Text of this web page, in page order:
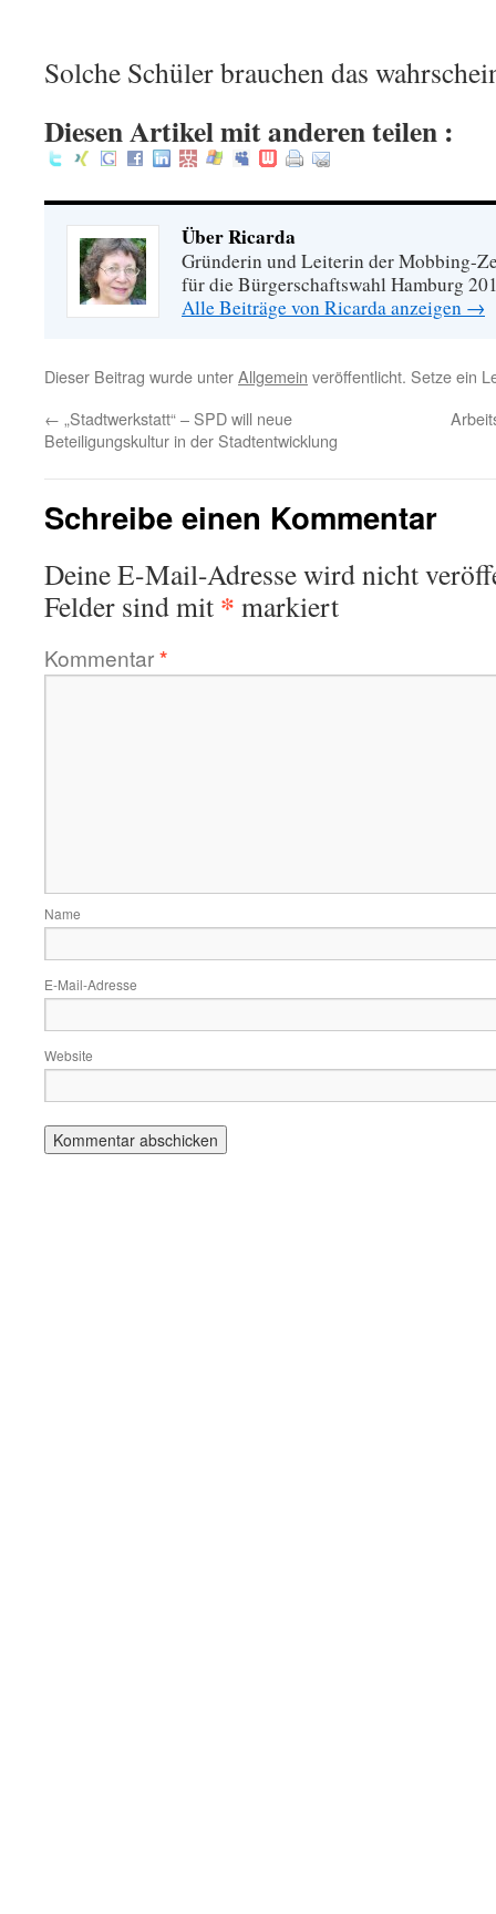
Solche Schüler brauchen das
Diesen Artikel mit anderen teilen :
Über Ricarda
Gründerin und Leiterin der Mobbing-
für die Bürgerschaftswahl Hamburg
Alle Beiträge von Ricarda anzeigen →
Dieser Beitrag wurde unterAllgemein veröffentlicht. Setze ein
← „Stadtwerkstatt“ – SPD will neue
Beteiligungskultur in der Stadtentwicklung
Schreibe einen Kommentar
Deine E-Mail-Adresse wird nicht
Felder sind mit * markiert
Kommentar*
Name
E-Mail-Adresse
Website